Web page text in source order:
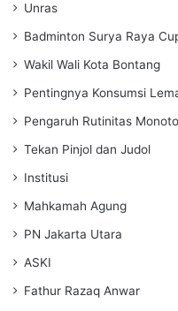
Unras
Badminton Surya Raya
Wakil Wali Kota Bontang
Pentingnya Konsumsi
Pengaruh Rutinitas
Tekan Pinjol dan Judol
Institusi
Mahkamah Agung
PN Jakarta Utara
ASKI
Fathur Razaq Anwar